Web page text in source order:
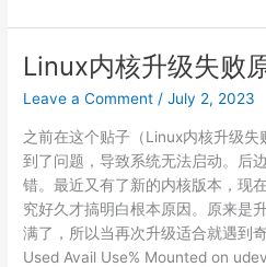
AC86U
路
由
器
装
散
热
Linux内核升级失败
Leave a Comment /July 2, 2023
之前在这个贴子（Linux内核升级
到了问题，导致系统无法启动。后
错。最近又有了新的内核版本，现
究好久才搞明白根本原因。原来是
满了，所以当再次升级适合就遇到
Used Avail Use% Mounted on